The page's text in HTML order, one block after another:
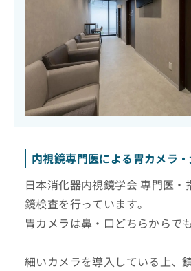
内視鏡専門医による胃カメラ
日本消化器内視鏡学会 専門医・
鏡検査を行っています。
胃カメラは鼻・口どちらからで
細いカメラを導入している上、